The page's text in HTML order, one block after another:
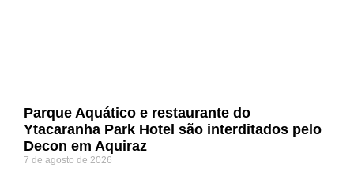
Parque Aquático e restaurante do
Ytacaranha Park Hotel são interditados pelo
Decon em Aquiraz
7 de agosto de 2026